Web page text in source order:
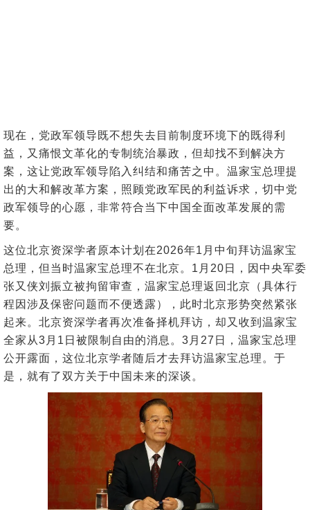
现在，党政军领导既不想失去目前制度环境下的既得利
益，又痛恨文革化的专制统治暴政，但却找不到解决方
案，这让党政军领导陷入纠结和痛苦之中。温家宝总理提
出的大和解改革方案，照顾党政军民的利益诉求，切中党
政军领导的心愿，非常符合当下中国全面改革发展的需
要。
这位北京资深学者原本计划在2026年1月中旬拜访温家宝
总理，但当时温家宝总理不在北京。1月20日，因中央军委
张又侠刘振立被拘留审查，温家宝总理返回北京（具体行
程因涉及保密问题而不便透露），此时北京形势突然紧张
起来。北京资深学者再次准备择机拜访，却又收到温家宝
全家从3月1日被限制自由的消息。3月27日，温家宝总理
公开露面，这位北京学者随后才去拜访温家宝总理。于
是，就有了双方关于中国未来的深谈。